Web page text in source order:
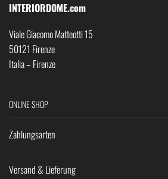
INTERIORDOME.com
Viale Giacomo Matteotti 15
50121 Firenze
Italia – Firenze
ONLINE SHOP
Zahlungsarten
Versand & Lieferung